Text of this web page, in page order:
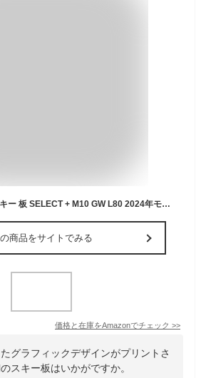
SALOMON(サロモン) スキー 板 SELECT + M10 GW L80 2024年モデル L47100400 グレー 146cm
商品をサイトでみる
価格と在庫をAmazonでチェック >>
グラフィックデザインがプリントさ
スキー板はいかがですか。